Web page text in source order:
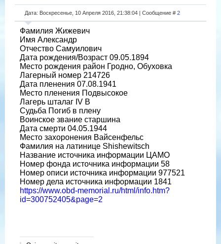
Дата: Воскресенье, 10 Апреля 2016, 21:38:04 | Сообщение # 2
Фамилия Жижевич
Имя Александр
Отчество Самуилович
Дата рождения/Возраст 09.05.1894
Место рождения район Гродно, Обуховка
Лагерный номер 214726
Дата пленения 07.08.1941
Место пленения Подвысокое
Лагерь шталаг IV B
Судьба Погиб в плену
Воинское звание старшина
Дата смерти 04.05.1944
Место захоронения Вайсенфельс
Фамилия на латинице Shishewitsch
Название источника информации ЦАМО
Номер фонда источника информации 58
Номер описи источника информации 977521
Номер дела источника информации 1841
https://www.obd-memorial.ru/html/info.htm?
id=300752405&page=2